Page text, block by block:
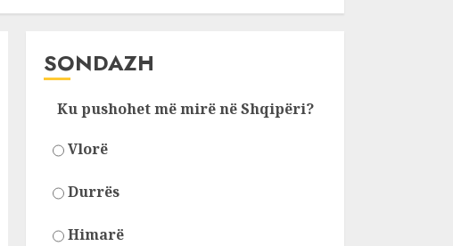
SONDAZH
Ku pushohet më mirë në Shqipëri?
Vlorë
Durrës
Himarë